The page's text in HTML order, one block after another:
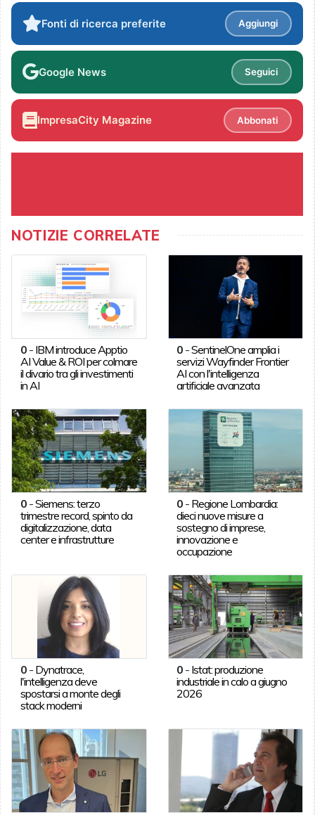
Fonti di ricerca preferite Aggiungi
Google News Seguici
ImpresaCity Magazine Abbonati
NOTIZIE CORRELATE
0- IBM introduce Apptio
AI Value & ROI per colmare
il divario tra gli investimenti
in AI
0 -SentinelOne amplia i
servizi Wayfinder Frontier
AI con l'intelligenza
artificiale avanzata
0-Siemens: terzo
trimestre record, spinto da
digitalizzazione, data
center e infrastrutture
0 - Regione Lombardia:
dieci nuove misure a
sostegno di imprese,
innovazione e
occupazione
0- Dynatrace,
l'intelligenza deve
spostarsi a monte degli
stack moderni
0 - Istat: produzione
industriale in calo a giugno
2026